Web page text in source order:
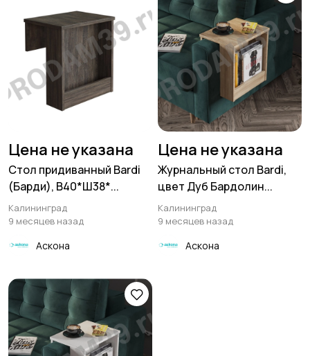
Цена не указана
Стол придиванный Bardi
(Барди), В40*Ш38*...
Калининград
9 месяцев назад
Аскона
Цена не указана
Журнальный стол Bardi,
цвет Дуб Бардолин...
Калининград
9 месяцев назад
Аскона